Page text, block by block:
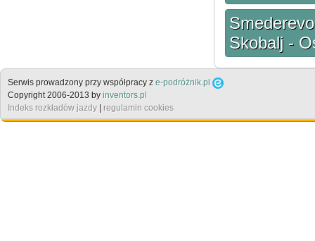
Skobalj -
Serwis prowadzony przy współpracy z e-podróżnik.pl
Copyright 2006-2013 by inventors.pl
Indeks rozkładów jazdy
regulamin cookies